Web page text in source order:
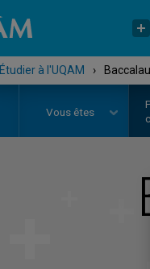
Étudier à l'UQAM ›
Vous êtes